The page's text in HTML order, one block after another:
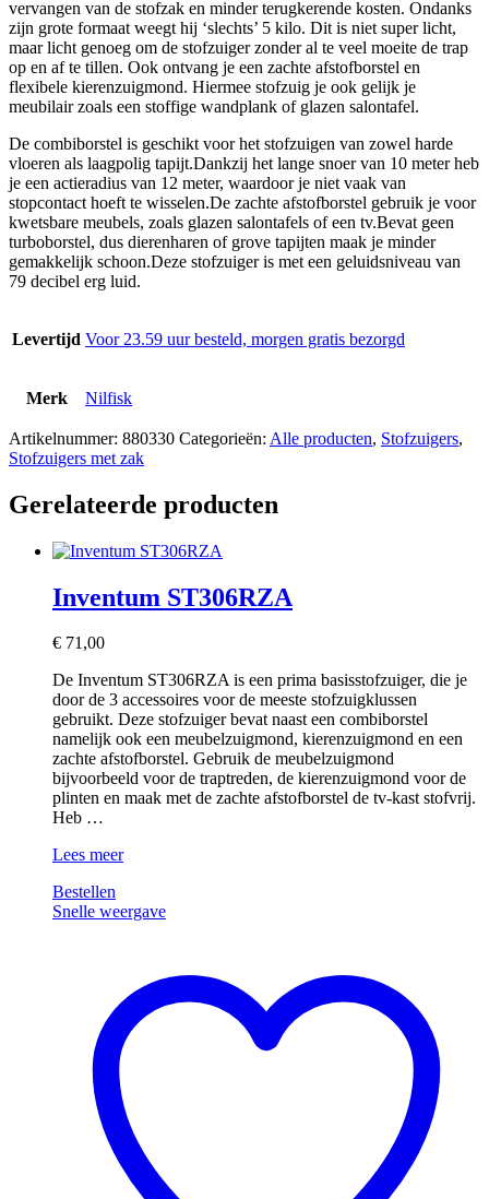
vervangen van de stofzak en minder terugkerende kosten. Ondanks
zijn grote formaat weegt hij ‘slechts’ 5 kilo. Dit is niet super licht,
maar licht genoeg om de stofzuiger zonder al te veel moeite de trap
op en af te tillen. Ook ontvang je een zachte afstofborstel en
flexibele kierenzuigmond. Hiermee stofzuig je ook gelijk je
meubilair zoals een stoffige wandplank of glazen salontafel.
De combiborstel is geschikt voor het stofzuigen van zowel harde
vloeren als laagpolig tapijt.Dankzij het lange snoer van 10 meter heb
je een actieradius van 12 meter, waardoor je niet vaak van
stopcontact hoeft te wisselen.De zachte afstofborstel gebruik je voor
kwetsbare meubels, zoals glazen salontafels of een tv.Bevat geen
turboborstel, dus dierenharen of grove tapijten maak je minder
gemakkelijk schoon.Deze stofzuiger is met een geluidsniveau van
79 decibel erg luid.
Levertijd Voor 23.59 uur besteld, morgen gratis bezorgd
Merk Nilfisk
Artikelnummer: 880330 Categorieën: Alle producten, Stofzuigers,
Stofzuigers met zak
Gerelateerde producten
Inventum ST306RZA
€ 71,00
De Inventum ST306RZA is een prima basisstofzuiger, die je
door de 3 accessoires voor de meeste stofzuigklussen
gebruikt. Deze stofzuiger bevat naast een combiborstel
namelijk ook een meubelzuigmond, kierenzuigmond en een
zachte afstofborstel. Gebruik de meubelzuigmond
bijvoorbeeld voor de traptreden, de kierenzuigmond voor de
plinten en maak met de zachte afstofborstel de tv-kast stofvrij.
Heb …
Inventum
Lees meer
Bestellen
Snelle weergave